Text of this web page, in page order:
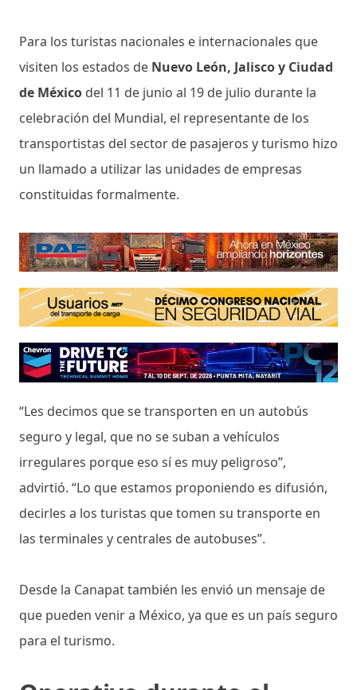
Para los turistas nacionales e internacionales que
visiten los estados de Nuevo León, Jalisco y Ciudad
de México del 11 de junio al 19 de julio durante la
celebración del Mundial, el representante de los
transportistas del sector de pasajeros y turismo hizo
un llamado a utilizar las unidades de empresas
constituidas formalmente.
“Les decimos que se transporten en un autobús
seguro y legal, que no se suban a vehículos
irregulares porque eso sí es muy peligroso”,
advirtió. “Lo que estamos proponiendo es difusión,
decirles a los turistas que tomen su transporte en
las terminales y centrales de autobuses”.
Desde la Canapat también les envió un mensaje de
que pueden venir a México, ya que es un país seguro
para el turismo.